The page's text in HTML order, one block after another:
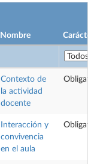
Nombre Carácter
Contexto de
la actividad
docente
Interacción y
convivencia
en el aula